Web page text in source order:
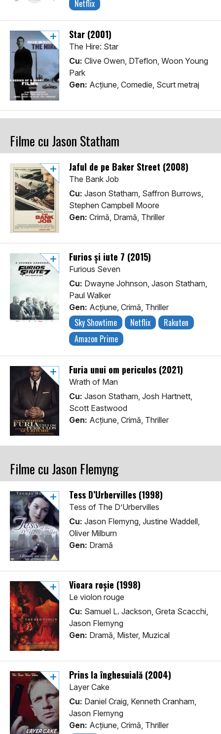
Netflix
Star (2001)
The Hire: Star
Cu: Clive Owen, DTeflon, Woon Young
Park
Gen: Acţiune, Comedie, Scurt metraj
Filme cu Jason Statham
Jaful de pe Baker Street (2008)
The Bank Job
Cu: Jason Statham, Saffron Burrows,
Stephen Campbell Moore
Gen: Crimă, Dramă, Thriller
Furios și iute 7 (2015)
Furious Seven
Cu: Dwayne Johnson, Jason Statham,
Paul Walker
Gen: Acţiune, Crimă, Thriller
Sky Showtime Netflix
Rakuten
Amazon Prime
Furia unui om periculos (2021)
Wrath of Man
Cu: Jason Statham, Josh Hartnett,
Scott Eastwood
Gen: Acţiune, Crimă, Thriller
Filme cu Jason Flemyng
Tess D’Urbervilles (1998)
Tess of The D’Urbervilles
Cu: Jason Flemyng, Justine Waddell,
Oliver Milburn
Gen: Dramă
Vioara roșie (1998)
Le violon rouge
Cu: Samuel L. Jackson, Greta Scacchi,
Jason Flemyng
Gen: Dramă, Mister, Muzical
Prins la înghesuială (2004)
Layer Cake
Cu: Daniel Craig, Kenneth Cranham,
Jason Flemyng
Gen: Acţiune, Crimă, Thriller